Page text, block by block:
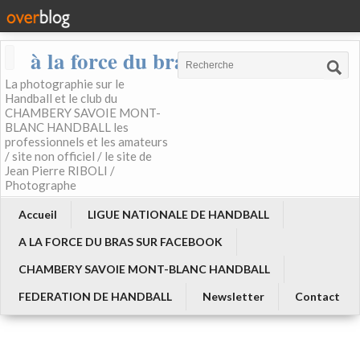
à la force du bras
La photographie sur le
Handball et le club du
CHAMBERY SAVOIE MONT-
BLANC HANDBALL les
professionnels et les amateurs
/ site non officiel / le site de
Jean Pierre RIBOLI /
Photographe
Accueil
LIGUE NATIONALE DE HANDBALL
A LA FORCE DU BRAS SUR FACEBOOK
CHAMBERY SAVOIE MONT-BLANC HANDBALL
FEDERATION DE HANDBALL
Newsletter Contact